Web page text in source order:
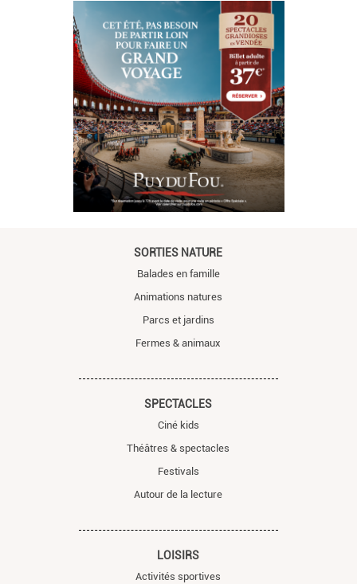
SORTIES NATURE
Balades en famille
Animations natures
Parcs et jardins
Fermes & animaux
SPECTACLES
Ciné kids
Théâtres & spectacles
Festivals
Autour de la lecture
LOISIRS
Activités sportives